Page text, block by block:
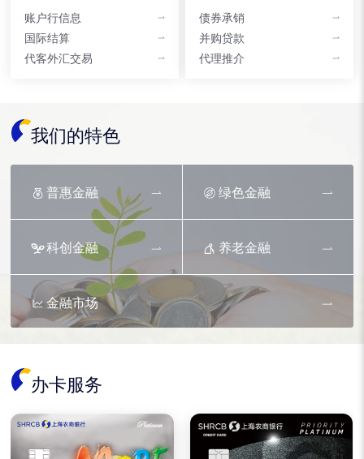
账户行信息
国际结算
代客外汇交易
债券承销
并购贷款
代理推介
我们的特色
普惠金融 绿色金融
科创金融 养老金融
金融市场
办卡服务